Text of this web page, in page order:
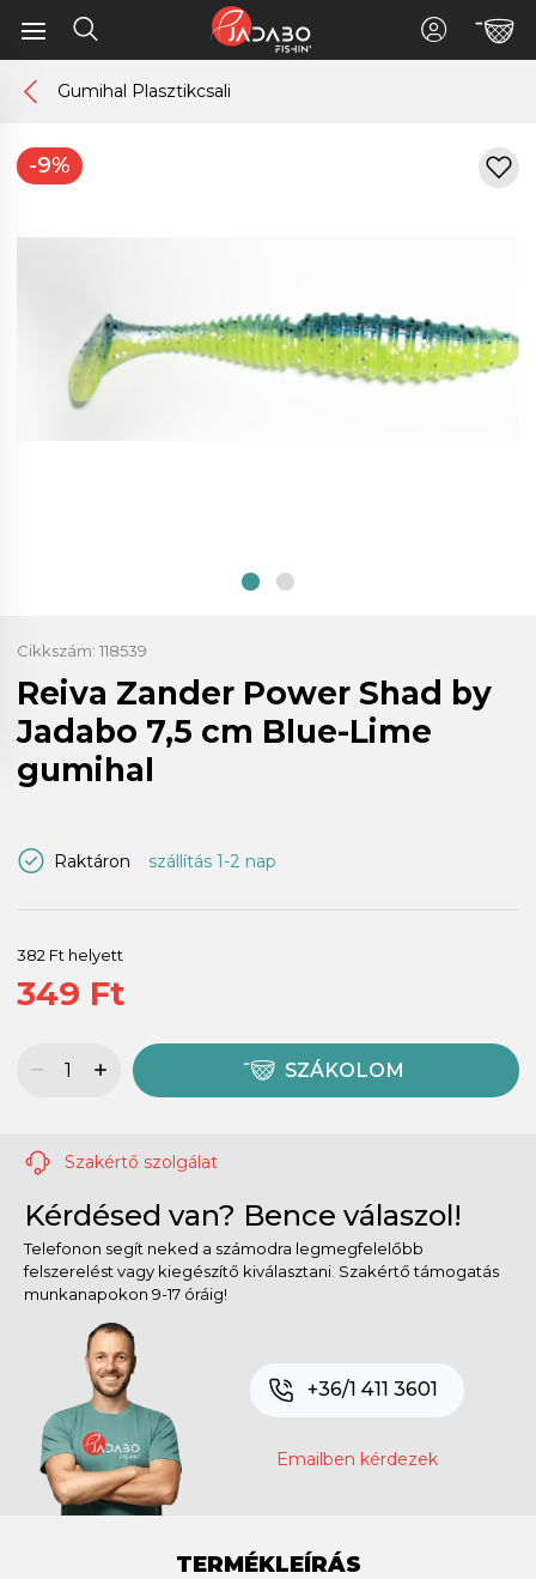
Gumihal Plasztikcsali
-9%
Cikkszám: 118539
Reiva Zander Power Shad by
Jadabo 7,5 cm Blue-Lime
gumihal
Raktáron szállítás 1-2 nap
382 Ft helyett
349 Ft
SZÁKOLOM
Szakértő szolgálat
Kérdésed van? Bence válaszol!
Telefonon segít neked a számodra legmegfelelőbb
felszerelést vagy kiegészítő kiválasztani. Szakértő támogatás
munkanapokon 9-17 óráig!
+36/1 411 3601
Emailben kérdezek
TERMÉKLEÍRÁS